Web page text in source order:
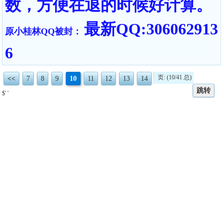
数，方便在退的时候好计算。
原小桂林QQ被封： 最新QQ:306062913
6
<< 7 8 9 10 11 12 13 14 页: (10/41 总)
跳转
$' '